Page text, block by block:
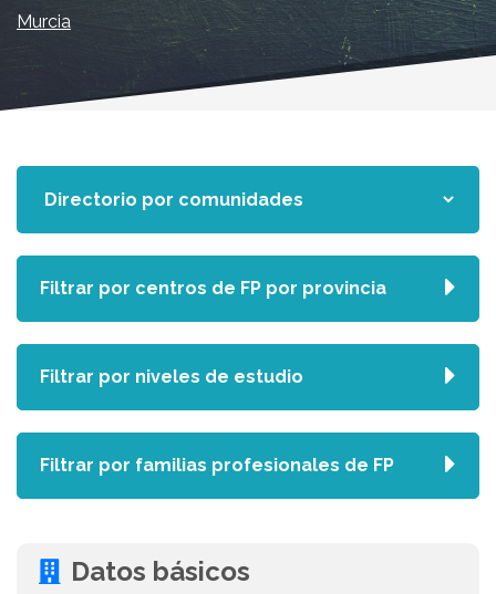
Murcia
Datos básicos
Filtrar por centros de FP por provincia
Filtrar por niveles de estudio
Filtrar por familias profesionales de FP